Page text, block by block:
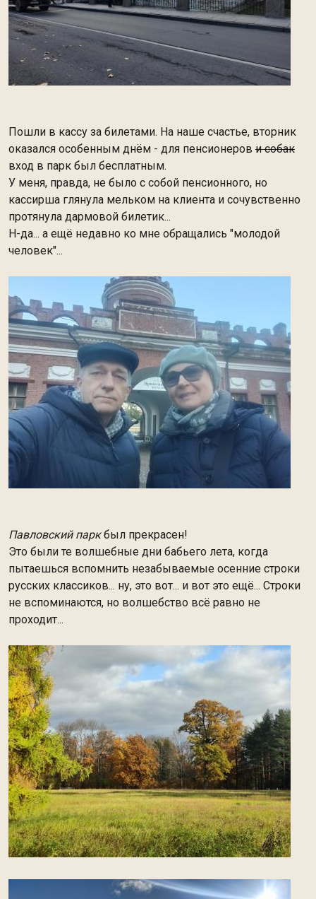
Пошли в кассу за билетами. На наше счастье, вторник
оказался особенным днём - для пенсионеров и собак
вход в парк был бесплатным.
У меня, правда, не было с собой пенсионного, но
кассирша глянула мельком на клиента и сочувственно
протянула дармовой билетик...
Н-да... а ещё недавно ко мне обращались "молодой
человек"...
Павловский паркбыл прекрасен!
Это были те волшебные дни бабьего лета, когда
пытаешься вспомнить незабываемые осенние строки
русских классиков... ну, это вот... и вот это ещё... Строки
не вспоминаются, но волшебство всё равно не
проходит...